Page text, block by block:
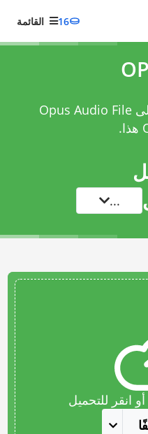
16 القائمة
حوّل ملفك من Raw text file إلى Opus Audio File
هذا.
...
انقر للتحميل